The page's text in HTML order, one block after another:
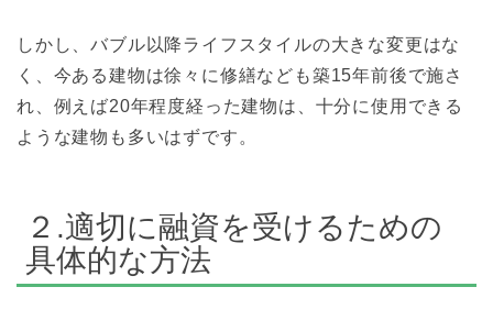
しかし、バブル以降ライフスタイルの大きな変更はな
く、今ある建物は徐々に修繕なども築15年前後で施さ
れ、例えば20年程度経った建物は、十分に使用できる
ような建物も多いはずです。
２.適切に融資を受けるための
具体的な方法